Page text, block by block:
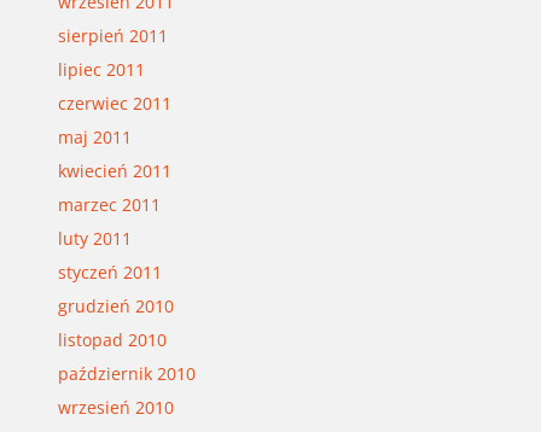
sierpień 2011
lipiec 2011
czerwiec 2011
maj 2011
kwiecień 2011
marzec 2011
luty 2011
styczeń 2011
grudzień 2010
listopad 2010
październik 2010
wrzesień 2010